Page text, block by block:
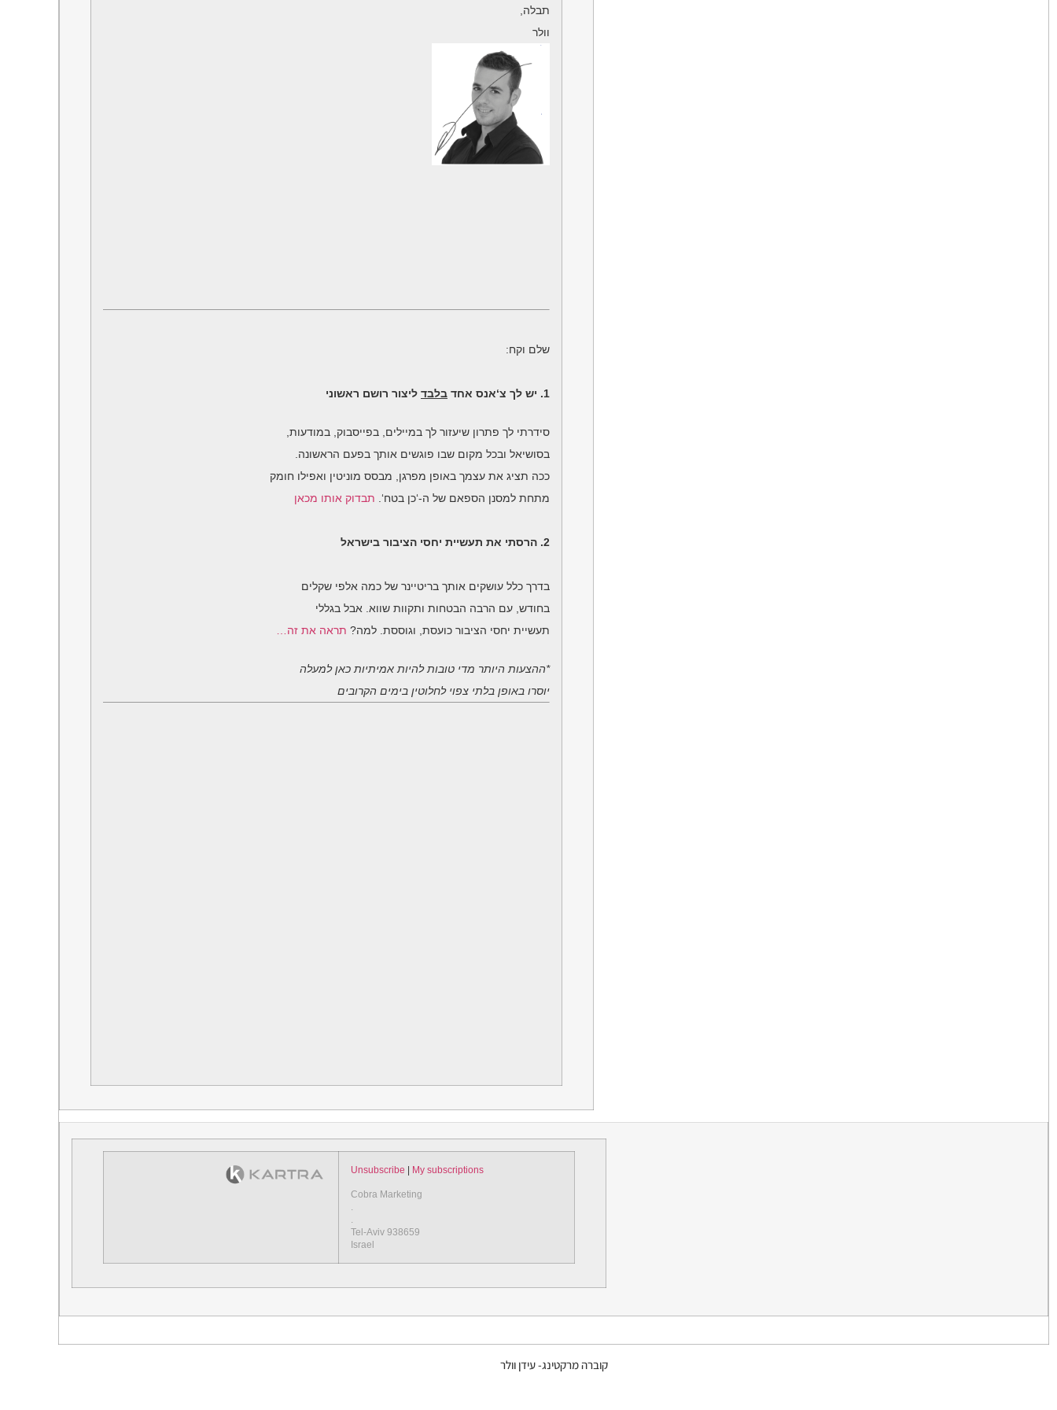
תבלה,
וולר
שלם וקח:
1. יש לך צ‘אנס אחד בלבד ליצור רושם ראשוני
סידרתי לך פתרון שיעזור לך במיילים, בפייסבוק, במודעות,
בסושיאל ובכל מקום שבו פוגשים אותך בפעם הראשונה.
ככה תציג את עצמך באופן מפרגן, מבסס מוניטין ואפילו חומק
מתחת למסנן הספאם של ה-‘כן בטח‘. תבדוק אותו מכאן
2. הרסתי את תעשיית יחסי הציבור בישראל
בדרך כלל עושקים אותך בריטיינר של כמה אלפי שקלים
בחודש, עם הרבה הבטחות ותקוות שווא. אבל בגללי
תעשיית יחסי הציבור כועסת, וגוססת. למה? תראה את זה…
*ההצעות היותר מדי טובות להיות אמיתיות כאן למעלה
יוסרו באופן בלתי צפוי לחלוטין בימים הקרובים
Unsubscribe My subscriptions
Cobra Marketing
.
.
Tel-Aviv 938659
Israel
קוברה מרקטינג- עידן וולר